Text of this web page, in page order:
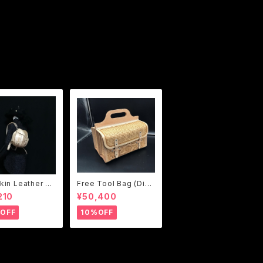
Leather Ba
(Karlova De
Free Tool Bag (Dies
elpunk design）
¥50,400
10%OFF